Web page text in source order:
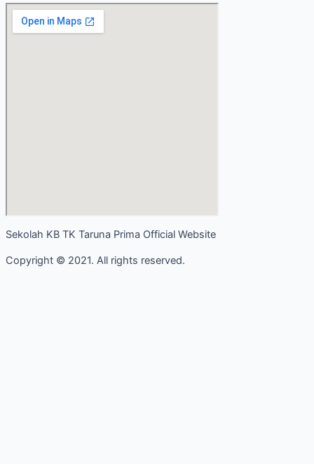
Sekolah KB TK Taruna Prima Official Website
Copyright © 2021. All rights reserved.